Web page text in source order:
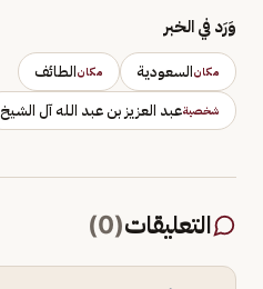
وَرَد في الخبر
مكانالسعودية مكانالطائف
شخصيةعبد العزيز بن عبد الله آل الشيخ
التعليقات(
0
)